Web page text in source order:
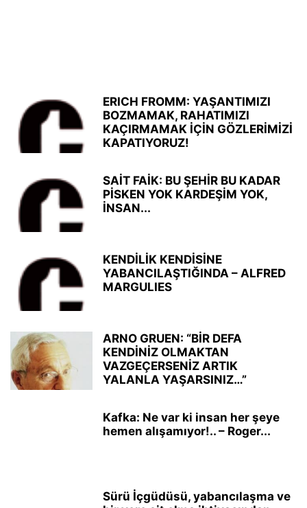
ERICH FROMM: YAŞANTIMIZI
BOZMAMAK, RAHATIMIZI
KAÇIRMAMAK İÇİN GÖZLERİMİZİ
KAPATIYORUZ!
SAİT FAİK: BU ŞEHİR BU KADAR
PİSKEN YOK KARDEŞİM YOK,
İNSAN...
KENDİLİK KENDİSİNE
YABANCILAŞTIĞINDA – ALFRED
MARGULIES
ARNO GRUEN: “BİR DEFA
KENDİNİZ OLMAKTAN
VAZGEÇERSENİZ ARTIK
YALANLA YAŞARSINIZ…”
Kafka: Ne var ki insan her şeye
hemen alışamıyor!.. – Roger...
Sürü İçgüdüsü, yabancılaşma ve